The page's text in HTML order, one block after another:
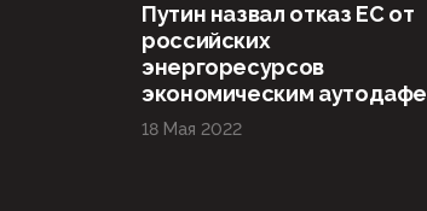
Путин назвал отказ ЕС от
российских
энергоресурсов
экономическим аутодафе
18 Мая 2022